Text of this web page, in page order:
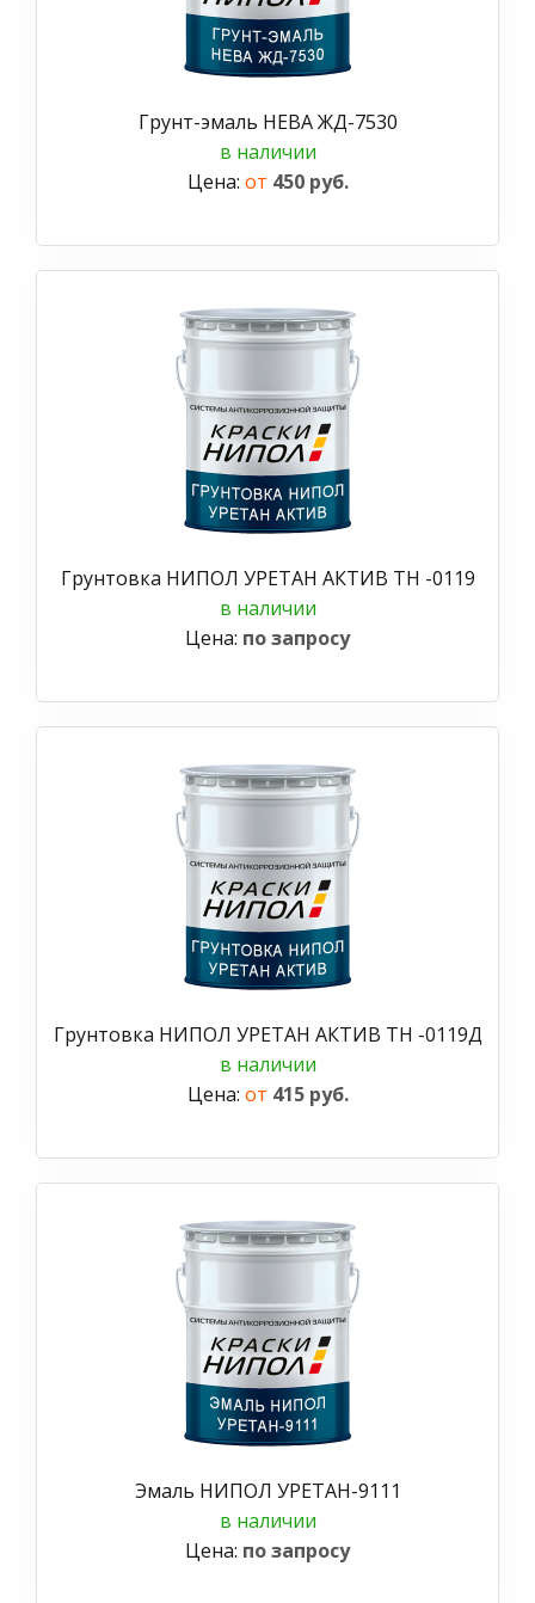
Грунт-эмаль НЕВА ЖД-7530
в наличии
Цена: от 450 руб.
Грунтовка НИПОЛ УРЕТАН АКТИВ ТН -0119
в наличии
Цена: по запросу
Грунтовка НИПОЛ УРЕТАН АКТИВ ТН -0119Д
в наличии
Цена: от 415 руб.
Эмаль НИПОЛ УРЕТАН-9111
в наличии
Цена: по запросу